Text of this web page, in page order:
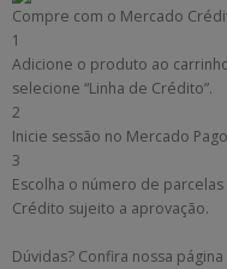
Compre com o Mercado
1
Adicione o produto ao
selecione “Linha de Crédito”.
2
Inicie sessão no Mercado
3
Escolha o número de
Crédito sujeito a aprovação.
Dúvidas? Confira nossa